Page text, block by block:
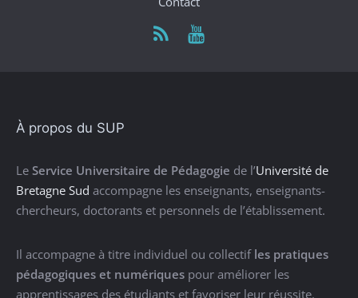
À propos du SUP
Le Service Universitaire de Pédagogie de l’Université de
Bretagne Sud accompagne les enseignants, enseignants-
chercheurs, doctorants et personnels de l’établissement.
Il accompagne à titre individuel ou collectif les pratiques
pédagogiques et numériques pour améliorer les
apprentissages des étudiants et favoriser leur réussite.